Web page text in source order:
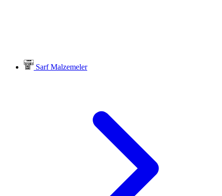
Sarf Malzemeler